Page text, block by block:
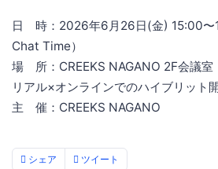
日 時：2026年6月26日(金) 15:00〜
Chat Time）
場 所：CREEKS NAGANO 2F会議室
リアル×オンラインでのハイブリット
主 催：CREEKS NAGANO
シェア ツイート